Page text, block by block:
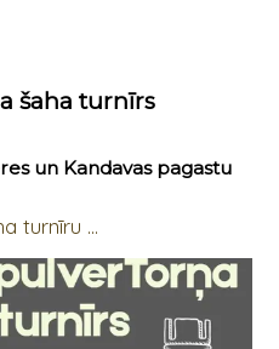
šaha turnīrs
un Kandavas pagastu
turnīru ...